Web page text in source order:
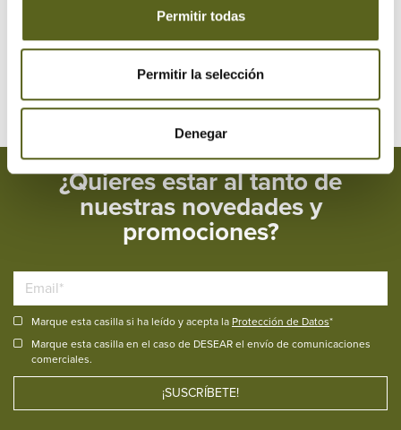
Permitir todas
Permitir la selección
Denegar
¿Quieres estar al tanto de
nuestras novedades y
promociones?
Marque esta casilla si ha leído y acepta la Protección de Datos*
Marque esta casilla en el caso de DESEAR el envío de comunicaciones
comerciales.